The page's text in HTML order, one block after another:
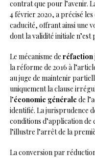
contrat que pour l’avenir.
4 février 2020, a précisé les
caducité, offrant ainsi une
dont la validité initiale n’est
Le mécanisme de réfaction
la réforme de 2016 à
au juge de maintenir
uniquement la clause
l’économie générale de
identifié. La jurisprudence
conditions d’application
l’illustre l’arrêt de la
La conversion par